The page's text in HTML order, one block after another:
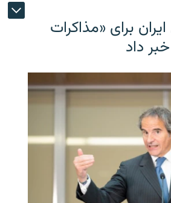
برای «مذاکرات
داد